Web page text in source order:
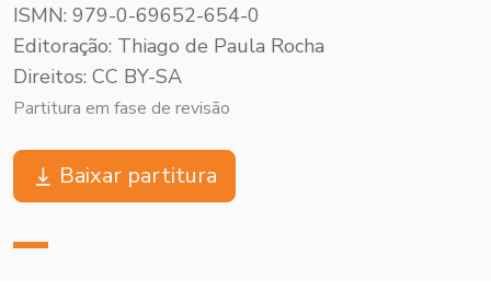
ISMN: 979-0-69652-654-0
Editoração: Thiago de Paula Rocha
Direitos: CC BY-SA
Partitura em fase de revisão
Baixar partitura